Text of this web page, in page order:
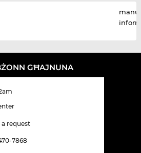
GĦAJNUNA
request
7868